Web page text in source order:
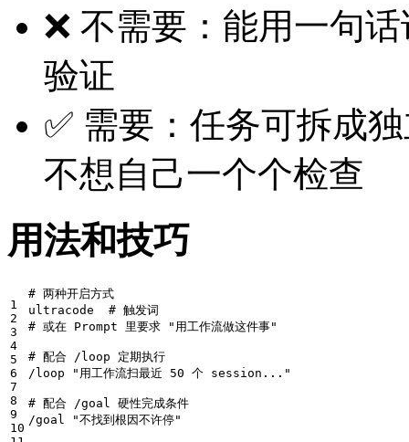
❌ 不需要：能用一句
验证
✅ 需要：任务可拆成
不想自己一个个检查
用法和技巧
1
2
3
4
5
6
7
8
9
10
# 两种开启方式
ultracode # 触发词
# 或在 Prompt 里要求 "用工作流做这件事"
# 配合 /loop 定期执行
/loop
"用工作流扫最近 50 个 session..."
# 配合 /goal 硬性完成条件
/goal
"不找到根因不许停"